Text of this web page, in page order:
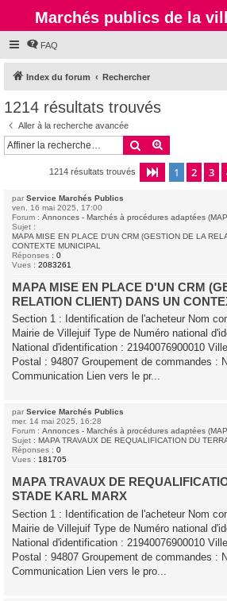
Marchés publics de la
FAQ
Index du forum Rechercher
1214 résultats trouvés
Aller à la recherche avancée
Rechercher
1214 résultats trouvés Page 1sur81
1 2 3
par Service Marchés Publics
ven. 16 mai 2025, 17:00
Forum : Annonces - Marchés à procédures adaptées
Sujet :
MAPA MISE EN PLACE D'UN CRM (GESTION DE LA
CONTEXTE MUNICIPAL
Réponses : 0
Vues : 2083261
MAPA MISE EN PLACE D'UN CRM
RELATION CLIENT) DANS UN
Section 1 : Identification de l'acheteur Nom
Mairie de Villejuif Type de Numéro national
National d'identification : 21940076900010
Postal : 94807 Groupement de commandes :
Communication Lien vers le pr...
par Service Marchés Publics
mer. 14 mai 2025, 16:28
Forum : Annonces - Marchés à procédures adaptées
Sujet : MAPA TRAVAUX DE REQUALIFICATION DU
Réponses : 0
Vues : 181705
MAPA TRAVAUX DE
STADE KARL MARX
Section 1 : Identification de l'acheteur Nom
Mairie de Villejuif Type de Numéro national
National d'identification : 21940076900010
Postal : 94807 Groupement de commandes :
Communication Lien vers le pro...